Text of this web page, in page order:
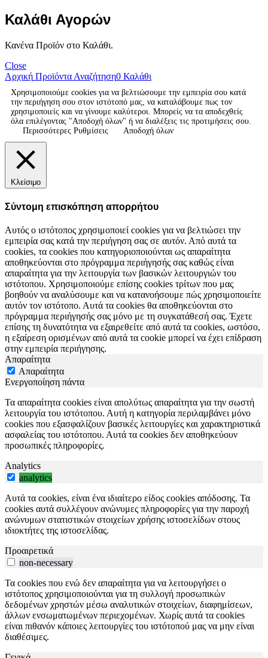
Καλάθι Αγορών
Κανένα Προϊόν στο Καλάθι.
Close
Αρχική Προϊόντα Αναζήτηση0 Καλάθι
Χρησιμοποιούμε cookies για να βελτιώσουμε την εμπειρία σου κατά
την περιήγηση σου στον ιστότοπό μας, να καταλάβουμε πως τον
χρησιμοποιείς και να γίνουμε καλύτεροι. Μπορείς να τα αποδεχθείς
όλα επιλέγοντας "Αποδοχή όλων" ή να διαλέξεις τις προτιμήσεις σου.
Περισσότερες Ρυθμίσεις
Αποδοχή όλων
Κλείσιμο
Σύντομη επισκόπηση απορρήτου
Αυτός ο ιστότοπος χρησιμοποιεί cookies για να βελτιώσει την
εμπειρία σας κατά την περιήγηση σας σε αυτόν. Από αυτά τα
cookies, τα cookies που κατηγοριοποιούνται ως απαραίτητα
αποθηκεύονται στο πρόγραμμα περιήγησής σας καθώς είναι
απαραίτητα για την λειτουργία των βασικών λειτουργιών του
ιστότοπου. Χρησιμοποιούμε επίσης cookies τρίτων που μας
βοηθούν να αναλύσουμε και να κατανοήσουμε πώς χρησιμοποιείτε
αυτόν τον ιστότοπο. Αυτά τα cookies θα αποθηκεύονται στο
πρόγραμμα περιήγησής σας μόνο με τη συγκατάθεσή σας. Έχετε
επίσης τη δυνατότητα να εξαιρεθείτε από αυτά τα cookies, ωστόσο,
η εξαίρεση ορισμένων από αυτά τα cookie μπορεί να έχει επίδραση
στην εμπειρία περιήγησης.
Απαραίτητα
Απαραίτητα
Ενεργοποίηση πάντα
Τα απαραίτητα cookies είναι απολύτως απαραίτητα για την σωστή
λειτουργία του ιστότοπου. Αυτή η κατηγορία περιλαμβάνει μόνο
cookies που εξασφαλίζουν βασικές λειτουργίες και χαρακτηριστικά
ασφαλείας του ιστότοπου. Αυτά τα cookies δεν αποθηκεύουν
προσωπικές πληροφορίες.
Analytics
analytics
Αυτά τα cookies, είναι ένα ιδιαίτερο είδος cookies απόδοσης. Τα
cookies αυτά συλλέγουν ανώνυμες πληροφορίες για την παροχή
ανώνυμων στατιστικών στοιχείων χρήσης ιστοσελίδων στους
ιδιοκτήτες της ιστοσελίδας.
Προαιρετικά
non-necessary
Τα cookies που ενώ δεν απαραίτητα για να λειτουργήσει ο
ιστότοπος χρησιμοποιούνται για τη συλλογή προσωπικών
δεδομένων χρηστών μέσω αναλυτικών στοιχείων, διαφημίσεων,
άλλων ενσωματωμένων περιεχομένων. Χωρίς αυτά τα cookies
είναι πιθανόν κάποιες λειτουργίες του ιστότοπού μας να μην είναι
διαθέσιμες.